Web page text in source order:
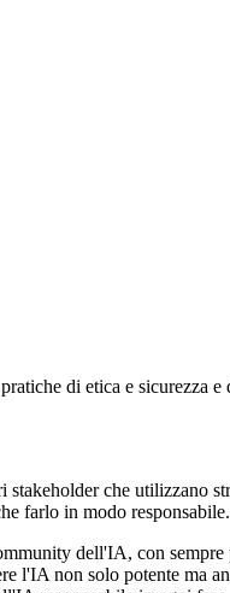
di etica e sicurezza
che utilizzano
farlo in modo responsabile.
dell'IA, con
l'IA non solo potente ma